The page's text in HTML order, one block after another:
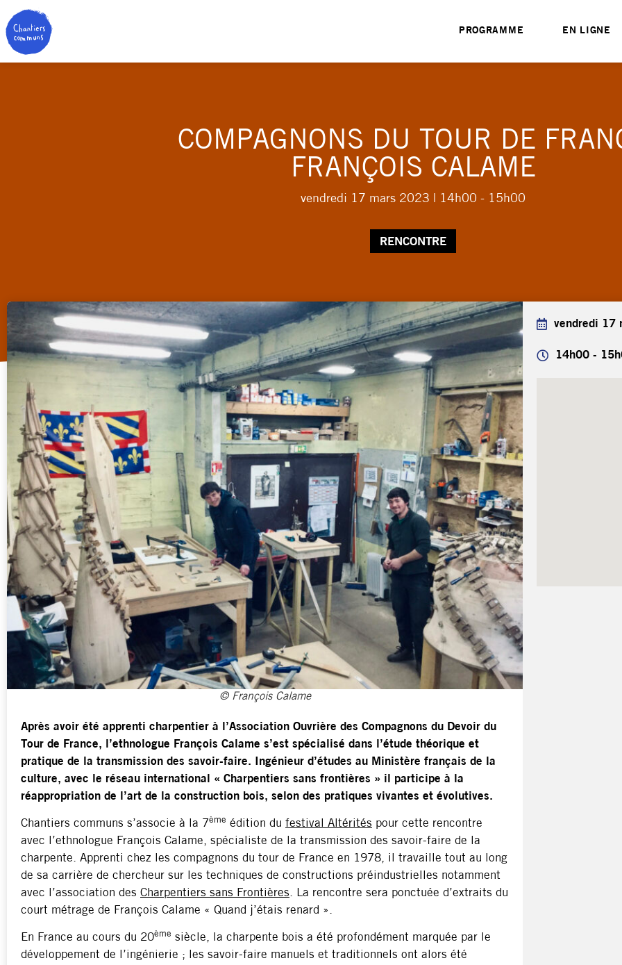
PROGRAMME EN LIGNE
COMPAGNONS DU TOUR DE
FRANÇOIS CALAME
vendredi 17 mars 2023 | 14h00 - 15h00
RENCONTRE
© François Calame
Après avoir été apprenti charpentier à l’Association Ouvrière des Compagnons du Devoir du
Tour de France, l’ethnologue François Calame s’est spécialisé dans l’étude théorique et
pratique de la transmission des savoir-faire. Ingénieur d’études au Ministère français de la
culture, avec le réseau international « Charpentiers sans frontières » il participe à la
réappropriation de l’art de la construction bois, selon des pratiques vivantes et évolutives.
Chantiers communs s’associe à la 7ème édition du festival Altérités pour cette rencontre
avec l’ethnologue François Calame, spécialiste de la transmission des savoir-faire de la
charpente. Apprenti chez les compagnons du tour de France en 1978, il travaille tout au long
de sa carrière de chercheur sur les techniques de constructions préindustrielles notamment
avec l’association des Charpentiers sans Frontières. La rencontre sera ponctuée d’extraits du
court métrage de François Calame « Quand j’étais renard ».
En France au cours du 20ème siècle, la charpente bois a été profondément marquée par le
développement de l’ingénierie ; les savoir-faire manuels et traditionnels ont alors été
vendredi 17
14h00 -